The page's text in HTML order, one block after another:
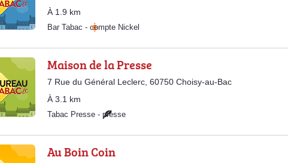
À 1.9 km
Bar Tabac - compte Nickel
Maison de la Presse
7 Rue du Général Leclerc, 60750 Choisy-au-Bac
À 3.1 km
Tabac Presse - presse
Au Boin Coin